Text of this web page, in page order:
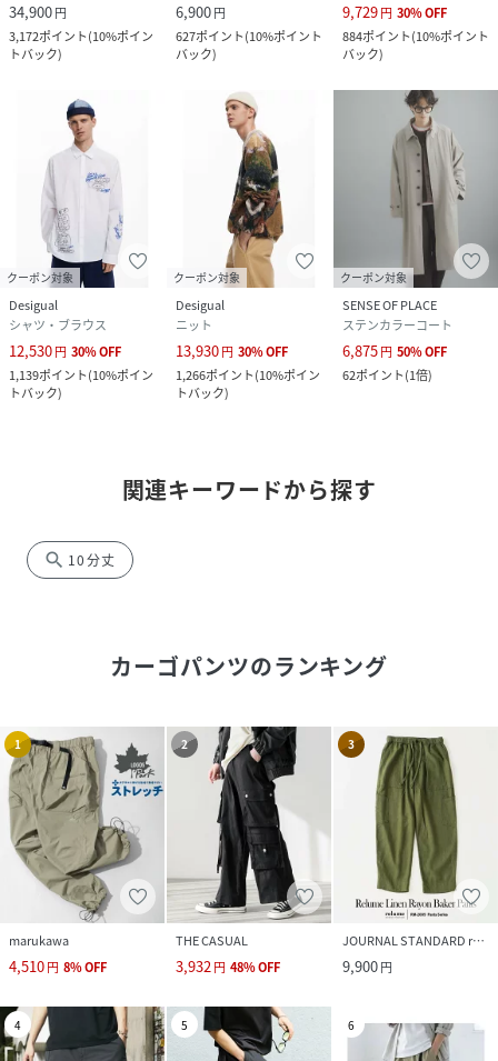
34,900円
3,172ポイント(10%ポイン
トバック)
6,900円
627ポイント(10%ポイント
バック)
9,729円 30%OFF
884ポイント(10%ポイント
バック)
クーポン対象
Desigual
シャツ・ブラウス
12,530円 30%OFF
1,139ポイント(10%ポイン
トバック)
クーポン対象
Desigual
ニット
13,930円 30%OFF
1,266ポイント(10%ポイン
トバック)
クーポン対象
SENSE OF PLACE
ステンカラーコート
6,875円 50%OFF
62ポイント(1倍)
関連キーワードから探す
search 10分丈
カーゴパンツのランキング
1
marukawa
4,510円 8%OFF
2
THE CASUAL
3,932円 48%OFF
3
JOURNAL STANDARD relume
9,900円
4 5 6